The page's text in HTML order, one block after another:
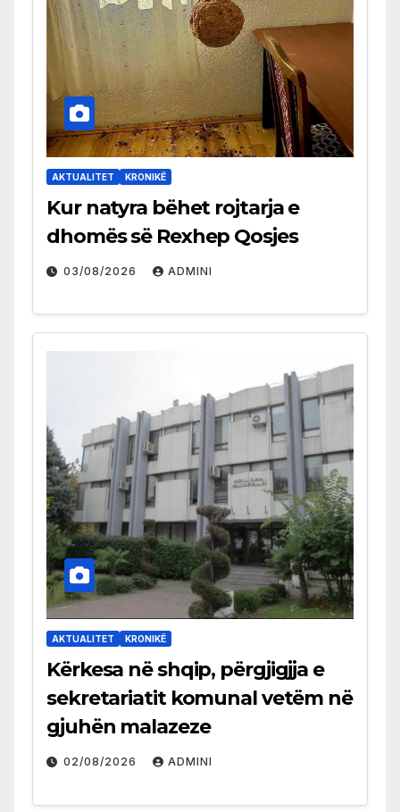
AKTUALITET KRONIKË
Kur natyra bëhet rojtarja e
dhomës së Rexhep Qosjes
03/08/2026 ADMINI
AKTUALITET KRONIKË
Kërkesa në shqip, përgjigjja e
sekretariatit komunal vetëm në
gjuhën malazeze
02/08/2026 ADMINI